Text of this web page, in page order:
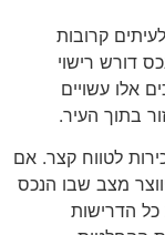
קרובות
דורש רישוי
אלו עשויים
בתוך העיר.
לטווח קצר. אם
מצב שבו הנכס
כל הדרישות